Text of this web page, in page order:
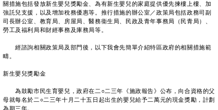
關措施包括發放新生嬰兒獎勵金、為有新生嬰兒的家庭提供優先揀樓上樓、加
強託兒支援，以及增加稅務優惠等。推行措施的辦公室／政策局包括政務司副
司長辦公室、教育局、房屋局、醫務衞生局、民政及青年事務局（民青局）、
勞工及福利局和財經事務及庫務局等。
經諮詢相關政策局及部門後，以下我會先簡單介紹特區政府的相關措施範
疇。
新生嬰兒獎勵金
為鼓勵市民生育嬰兒，政府在二○二三年《施政報告》公布，向合資格的父
母就每名於二○二三年十月二十五日起出生的嬰兒給予二萬元的現金獎勵，計劃
為期三年。